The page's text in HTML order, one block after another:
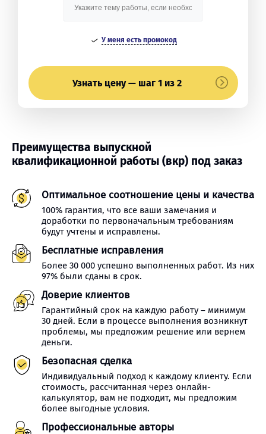
У меня есть промокод
Узнать цену — шаг 1 из 2
Преимущества выпускной
квалификационной работы (вкр) под заказ
Оптимальное соотношение цены и качества
100% гарантия, что все ваши замечания и
доработки по первоначальным требованиям
будут учтены и исправлены.
Бесплатные исправления
Более 30 000 успешно выполненных работ. Из них
97% были сданы в срок.
Доверие клиентов
Гарантийный срок на каждую работу – минимум
30 дней. Если в процессе выполнения возникнут
проблемы, мы предложим решение или вернем
деньги.
Безопасная сделка
Индивидуальный подход к каждому клиенту. Если
стоимость, рассчитанная через онлайн-
калькулятор, вам не подходит, мы предложим
более выгодные условия.
Профессиональные авторы